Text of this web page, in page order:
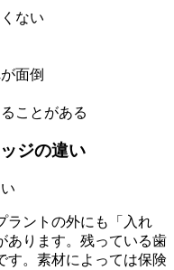
ない
面倒
ことがある
ジの違い
ラントの外にも「入れ
あります。残っている歯
す。素材によっては保険